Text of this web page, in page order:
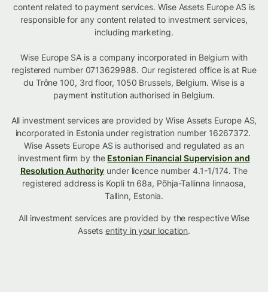
content related to payment services. Wise Assets Europe AS is
responsible for any content related to investment services,
including marketing.
Wise Europe SA is a company incorporated in Belgium with
registered number 0713629988. Our registered office is at Rue
du Trône 100, 3rd floor, 1050 Brussels, Belgium. Wise is a
payment institution authorised in Belgium.
All investment services are provided by Wise Assets Europe AS,
incorporated in Estonia under registration number 16267372.
Wise Assets Europe AS is authorised and regulated as an
investment firm by the Estonian Financial Supervision and
Resolution Authority under licence number 4.1-1/174. The
registered address is Kopli tn 68a, Põhja-Tallinna linnaosa,
Tallinn, Estonia.
All investment services are provided by the respective Wise
Assetsentity in your location.